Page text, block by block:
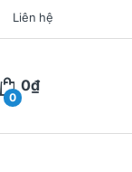
Liên hệ
0
0₫